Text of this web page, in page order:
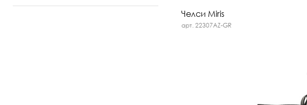
Челси Miris
арт. 22307AZ-GR